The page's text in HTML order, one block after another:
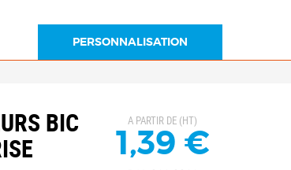
PERSONNALISATION
BIC
A PARTIR DE (HT)
1,39 €